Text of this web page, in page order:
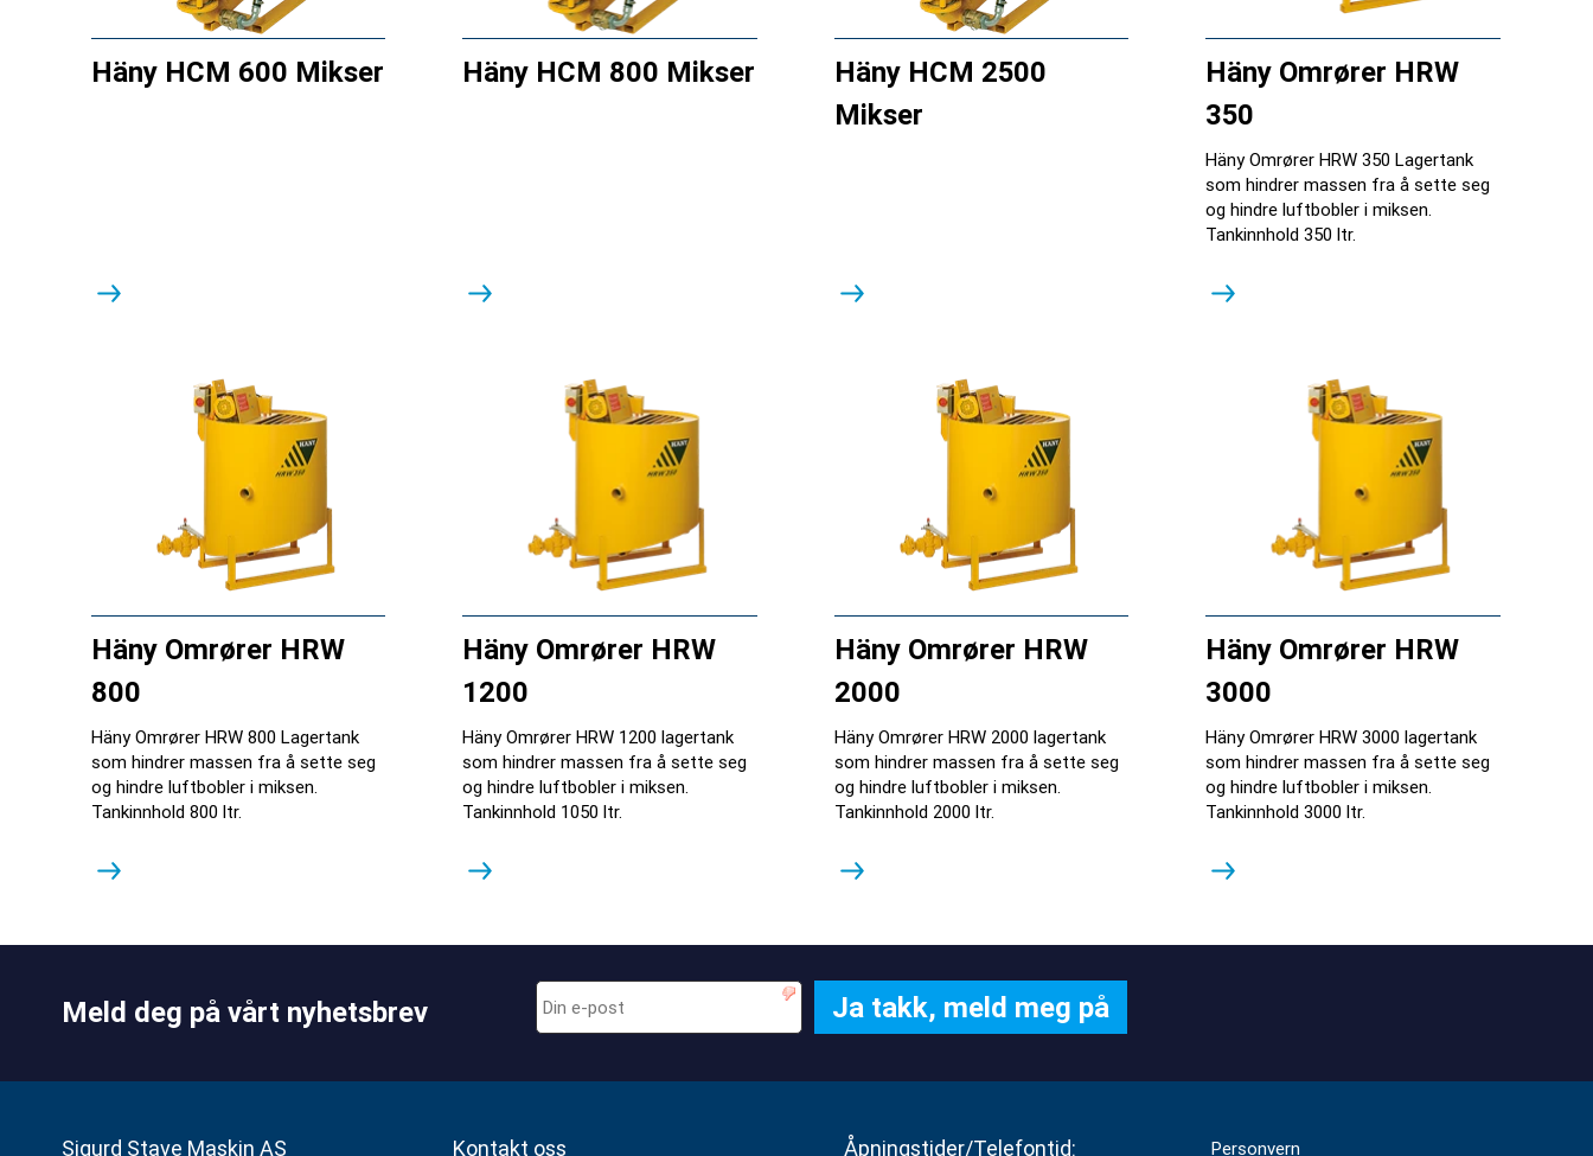
Häny HCM 600 Mikser Häny HCM 800 Mikser
Häny HCM 2500
Mikser
Häny Omrører HRW
350
Häny Omrører HRW 350 Lagertank
som hindrer massen fra å sette seg
og hindre luftbobler i miksen.
Tankinnhold 350 ltr.
Häny Omrører HRW
800
Häny Omrører HRW 800 Lagertank
som hindrer massen fra å sette seg
og hindre luftbobler i miksen.
Tankinnhold 800 ltr.
Häny Omrører HRW
1200
Häny Omrører HRW 1200 lagertank
som hindrer massen fra å sette seg
og hindre luftbobler i miksen.
Tankinnhold 1050 ltr.
Häny Omrører HRW
2000
Häny Omrører HRW 2000 lagertank
som hindrer massen fra å sette seg
og hindre luftbobler i miksen.
Tankinnhold 2000 ltr.
Häny Omrører HRW
3000
Häny Omrører HRW 3000 lagertank
som hindrer massen fra å sette seg
og hindre luftbobler i miksen.
Tankinnhold 3000 ltr.
Meld deg på vårt nyhetsbrev
Sigurd Stave Maskin AS Kontakt oss Åpningstider/Telefontid: Personvern